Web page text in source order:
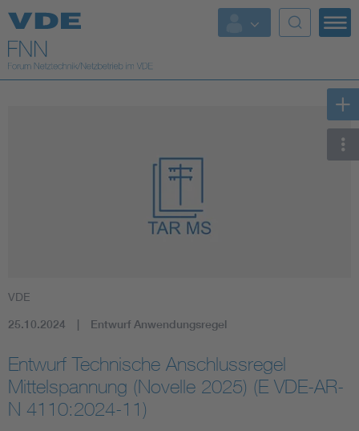
Top Themen
Fokusthemen
Vom Netz zum System
VDE
25.10.2024 Entwurf Anwendungsregel
Entwurf Technische Anschlussregel
Mittelspannung (Novelle 2025) (E VDE-AR-
N 4110:2024-11)